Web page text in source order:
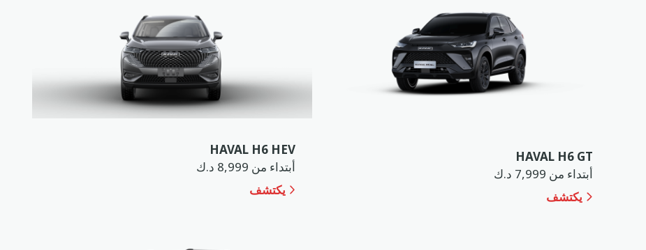
HAVAL H6 GT
أبتداء من 7,999 د.ك
يكتشف
HAVAL H6 HEV
أبتداء من 8,999 د.ك
يكتشف